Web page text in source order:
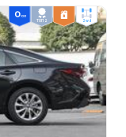
DOHC
4
92#
ТОП 2 2wd